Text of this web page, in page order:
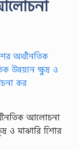
আলোচনা
ও মাঝারি শিাের